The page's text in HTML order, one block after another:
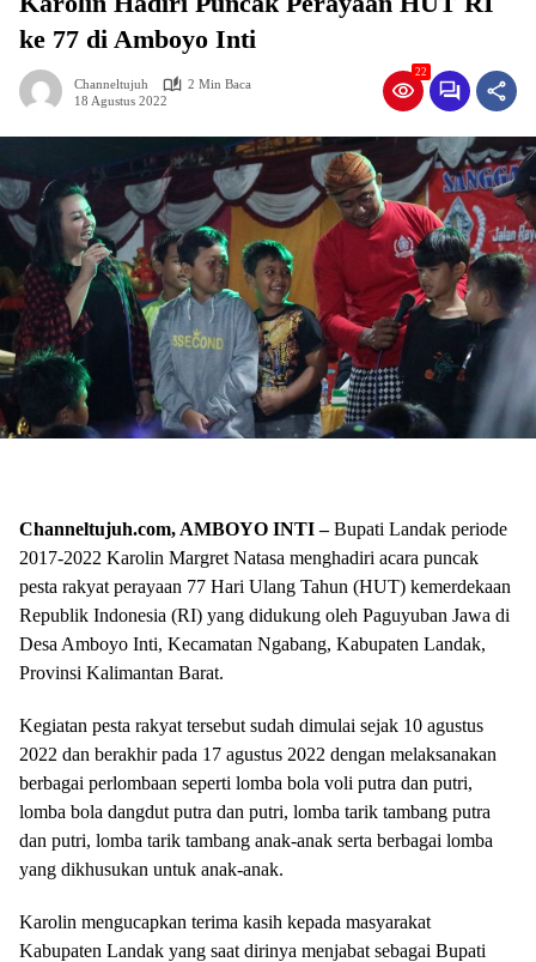
ke 77 di Amboyo Inti
Channeltujuh
2 Min Baca
18 Agustus 2022
22
Channeltujuh.com, AMBOYO INTI –Bupati Landak periode
2017-2022 Karolin Margret Natasa menghadiri acara puncak
pesta rakyat perayaan 77 Hari Ulang Tahun (HUT) kemerdekaan
Republik Indonesia (RI) yang didukung oleh Paguyuban Jawa di
Desa Amboyo Inti, Kecamatan Ngabang, Kabupaten Landak,
Provinsi Kalimantan Barat.
Kegiatan pesta rakyat tersebut sudah dimulai sejak 10 agustus
2022 dan berakhir pada 17 agustus 2022 dengan melaksanakan
berbagai perlombaan seperti lomba bola voli putra dan putri,
lomba bola dangdut putra dan putri, lomba tarik tambang putra
dan putri, lomba tarik tambang anak-anak serta berbagai lomba
yang dikhusukan untuk anak-anak.
Karolin mengucapkan terima kasih kepada masyarakat
Kabupaten Landak yang saat dirinya menjabat sebagai Bupati